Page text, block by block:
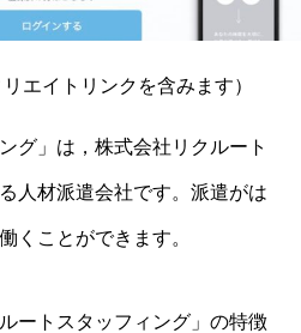
エイトリンクを含みます）
グ」は，株式会社リクルート
人材派遣会社です。派遣がは
くことができます。
ートスタッフィング」の特徴